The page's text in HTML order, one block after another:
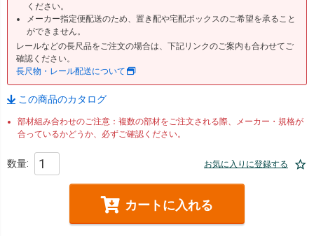
ください。
メーカー指定便配送のため、置き配や宅配ボックスのご希望を承ること
ができません。
レールなどの長尺品をご注文の場合は、下記リンクのご案内も合わせてご
確認ください。
長尺物・レール配送について
この商品のカタログ
部材組み合わせのご注意：複数の部材をご注文される際、メーカー・規格が
合っているかどうか、必ずご確認ください。
お気に入りに登録する
カートに入れる